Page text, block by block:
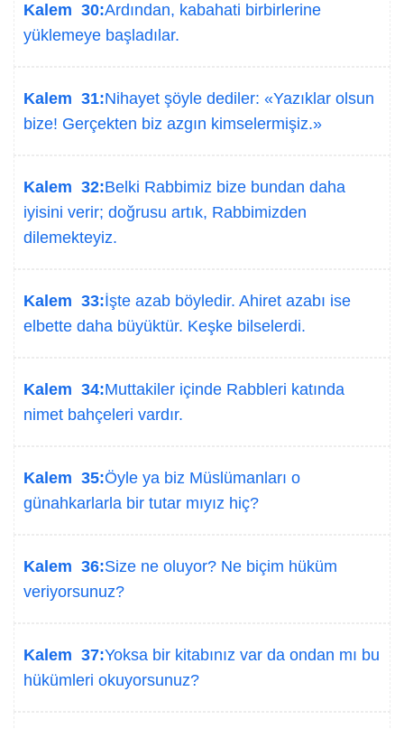
Kalem 30:Ardından, kabahati birbirlerine
yüklemeye başladılar.
Kalem 31:Nihayet şöyle dediler: «Yazıklar olsun
bize! Gerçekten biz azgın kimselermişiz.»
Kalem 32:Belki Rabbimiz bize bundan daha
iyisini verir; doğrusu artık, Rabbimizden
dilemekteyiz.
Kalem 33:İşte azab böyledir. Ahiret azabı ise
elbette daha büyüktür. Keşke bilselerdi.
Kalem 34:Muttakiler içinde Rabbleri katında
nimet bahçeleri vardır.
Kalem 35:Öyle ya biz Müslümanları o
günahkarlarla bir tutar mıyız hiç?
Kalem 36:Size ne oluyor? Ne biçim hüküm
veriyorsunuz?
Kalem 37:Yoksa bir kitabınız var da ondan mı bu
hükümleri okuyorsunuz?